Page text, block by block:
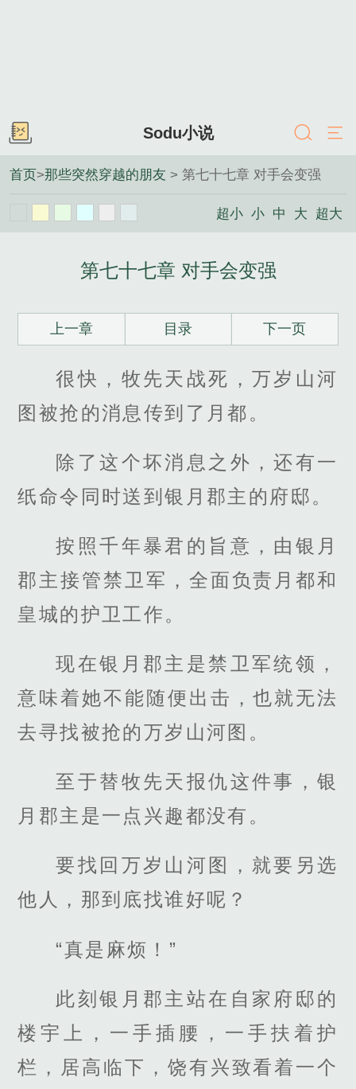
Sodu小说
首页>那些突然穿越的朋友 > 第七十七章 对手会变强
超小 小 中 大 超大
第七十七章 对手会变强
上一章 目录 下一页
很快，牧先天战死，万岁山河
图被抢的消息传到了月都。
除了这个坏消息之外，还有一
纸命令同时送到银月郡主的府邸。
按照千年暴君的旨意，由银月
郡主接管禁卫军，全面负责月都和
皇城的护卫工作。
现在银月郡主是禁卫军统领，
意味着她不能随便出击，也就无法
去寻找被抢的万岁山河图。
至于替牧先天报仇这件事，银
月郡主是一点兴趣都没有。
要找回万岁山河图，就要另选
他人，那到底找谁好呢？
“真是麻烦！”
此刻银月郡主站在自家府邸的
楼宇上，一手插腰，一手扶着护
栏，居高临下，饶有兴致看着一个